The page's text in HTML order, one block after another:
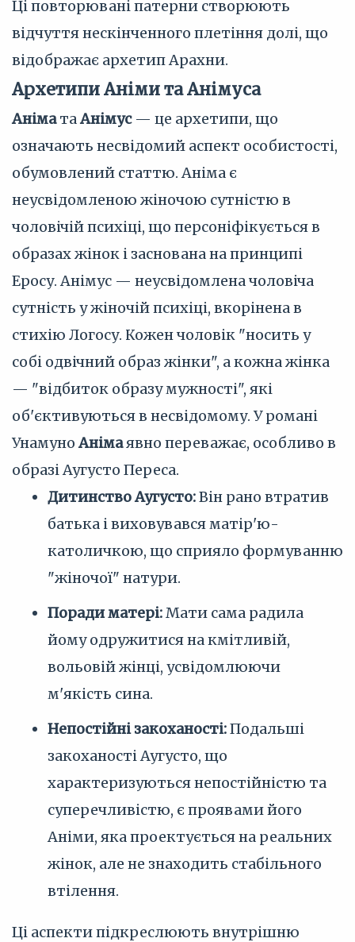
Ці повторювані патерни створюють
відчуття нескінченного плетіння долі, що
відображає архетип Арахни.
Архетипи Аніми та Анімуса
АніматаАнімус— це архетипи, що
означають несвідомий аспект особистості,
обумовлений статтю. Аніма є
неусвідомленою жіночою сутністю в
чоловічій психіці, що персоніфікується в
образах жінок і заснована на принципі
Еросу. Анімус — неусвідомлена чоловіча
сутність у жіночій психіці, вкорінена в
стихію Логосу. Кожен чоловік "носить у
собі одвічний образ жінки", а кожна жінка
— "відбиток образу мужності", які
об'єктивуються в несвідомому. У романі
УнамуноАнімаявно переважає, особливо в
образі Аугусто Переса.
Дитинство Аугусто:Він рано втратив
батька і виховувався матір'ю-
католичкою, що сприяло формуванню
"жіночої" натури.
Поради матері:Мати сама радила
йому одружитися на кмітливій,
вольовій жінці, усвідомлюючи
м'якість сина.
Непостійні закоханості:Подальші
закоханості Аугусто, що
характеризуються непостійністю та
суперечливістю, є проявами його
Аніми, яка проектується на реальних
жінок, але не знаходить стабільного
втілення.
Ці аспекти підкреслюють внутрішню